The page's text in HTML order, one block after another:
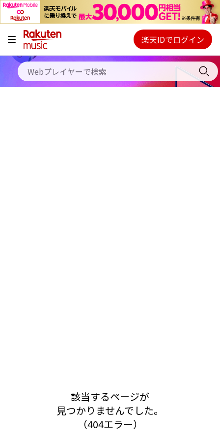
キャンペーン
料金プラン
使い方
Webプレイヤー
ご契約内容の確認・変更
楽天IDでログイン
該当するページが
見つかりませんでした。
（404エラー）